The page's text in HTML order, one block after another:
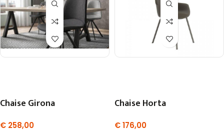
Chaise Girona
€ 258,00
Chaise Horta
€176,00